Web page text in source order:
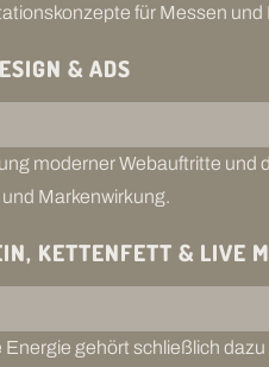
für Messen und
& ADS
moderner Webauftritte und
Markenwirkung.
KETTENFETT & LIVE
Energie gehört schließlich dazu